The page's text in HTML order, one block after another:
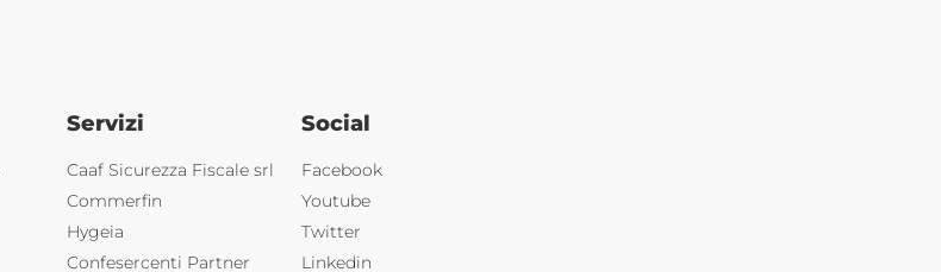
Servizi
Caaf Sicurezza Fiscale srl
Commerfin
Hygeia
Confesercenti Partner
Social
Facebook
Youtube
Twitter
Linkedin